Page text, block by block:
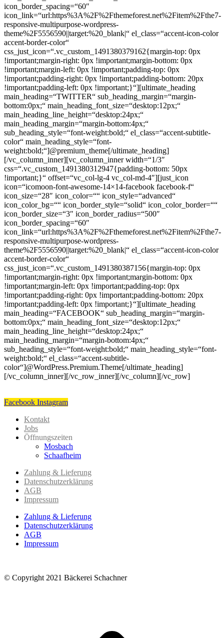
icon_border_spacing=“60″
icon_link=“url:https%3A%2F%2Fthemeforest.net%2Fitem%2Fthe7-
responsive-multipurpose-wordpress-
theme%2F5556590||target:%20_blank|“ el_class=“accent-icon-color
accent-border-color“
css_just_icon=“.vc_custom_1491380379162{margin-top: 0px
!important;margin-right: 0px !important;margin-bottom: 0px
!important;margin-left: 0px !important;padding-top: 0px
!important;padding-right: 0px !important;padding-bottom: 20px
!important;padding-left: 0px !important;}“][ultimate_heading
main_heading=“TWITTER“ sub_heading_margin=“margin-
bottom:0px;“ main_heading_font_size=“desktop:12px;“
main_heading_line_height=“desktop:24px;“
main_heading_margin=“margin-bottom:4px;“
sub_heading_style=“font-weight:bold;“ el_class=“accent-subtitle-
color“ main_heading_style=“font-
weight:bold;“]@premium_theme[/ultimate_heading]
[/vc_column_inner][vc_column_inner width=“1/3″
css=“.vc_custom_1491380312947{padding-bottom: 50px
!important;}“ offset=“vc_col-lg-4 vc_col-md-4″][just_icon
icon=“icomoon-font-awesome-14×14-facebook facebook-f“
icon_size=“28″ icon_color=““ icon_style=“advanced“
icon_color_bg=““ icon_border_style=“solid“ icon_color_border=““
icon_border_size=“3″ icon_border_radius=“500″
icon_border_spacing=“60″
icon_link=“url:https%3A%2F%2Fthemeforest.net%2Fitem%2Fthe7-
responsive-multipurpose-wordpress-
theme%2F5556590||target:%20_blank|“ el_class=“accent-icon-color
accent-border-color“
css_just_icon=“.vc_custom_1491380387156{margin-top: 0px
!important;margin-right: 0px !important;margin-bottom: 0px
!important;margin-left: 0px !important;padding-top: 0px
!important;padding-right: 0px !important;padding-bottom: 20px
!important;padding-left: 0px !important;}“][ultimate_heading
main_heading=“FACEBOOK“ sub_heading_margin=“margin-
bottom:0px;“ main_heading_font_size=“desktop:12px;“
main_heading_line_height=“desktop:24px;“
main_heading_margin=“margin-bottom:4px;“
sub_heading_style=“font-weight:bold;“ main_heading_style=“font-
weight:bold;“ el_class=“accent-subtitle-
color“]@WordPress.Premium.Theme[/ultimate_heading]
[/vc_column_inner][/vc_row_inner][/vc_column][/vc_row]
Facebook Instagram
Kontakt
Jobs
Öffnungszeiten
Mosbach
Schaafheim
Zahlung & Lieferung
Datenschutzerklärung
AGB
Impressum
Zahlung & Lieferung
Datenschutzerklärung
AGB
Impressum
© Copyright 2021 Bäckerei Schachner